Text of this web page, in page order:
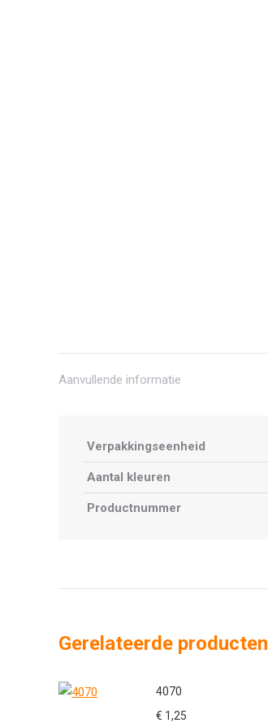
Aanvullende informatie
Verpakkingseenheid
Aantal kleuren
Productnummer
Gerelateerde producten
4070
€ 1,25